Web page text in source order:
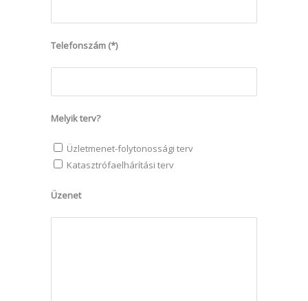
Telefonszám (*)
Melyik terv?
Üzletmenet-folytonossági terv
Katasztrófaelhárítási terv
Üzenet